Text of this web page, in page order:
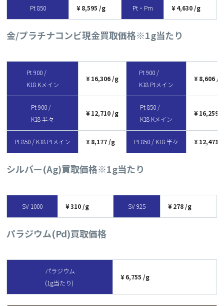
Pt 850 8,595 Pt・Pm 4,630
金/プラチナコンビ現金買取価格※1g当たり
Pt 900 /
K18 Kメイン
16,306
Pt 900 /
K18 Ptメイン
8,606
Pt 900 /
K18 半々
12,710
Pt 850 /
K18 Kメイン
16,259
Pt 850 / K18 Ptメイン 8,177 Pt 850 / K18 半々 12,471
シルバー(Ag)買取価格※1g当たり
SV 1000 310 SV 925 278
パラジウム(Pd)買取価格
パラジウム
(1g当たり)
6,755